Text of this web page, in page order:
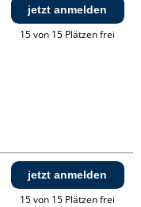
jetzt anmelden
15 von 15 Plätzen frei
jetzt anmelden
15 von 15 Plätzen frei